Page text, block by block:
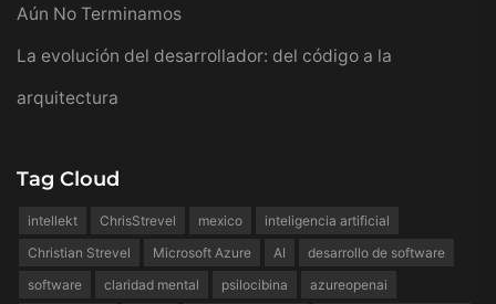
Aún No Terminamos
La evolución del desarrollador: del código a la
arquitectura
Tag Cloud
intellekt ChrisStrevel mexico
inteligencia artificial
Christian Strevel
Microsoft Azure AI
desarrollo de software
software
claridad mental psilocibina
azureopenai